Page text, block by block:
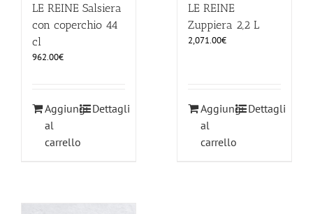
LE REINE Salsiera
con coperchio 44
cl
962.00€
Aggiungi
al
carrello
Dettagli
LE REINE
Zuppiera 2,2 L
2,071.00€
Aggiungi
al
carrello
Dettagli